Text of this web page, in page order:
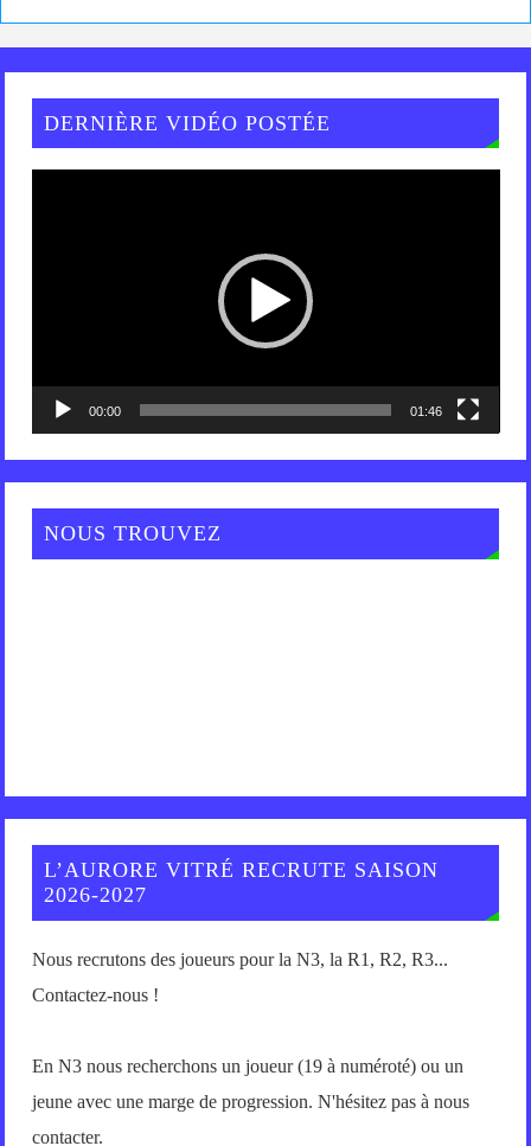
DERNIÈRE VIDÉO POSTÉE
00:00 01:46
NOUS TROUVEZ
L’AURORE VITRÉ RECRUTE SAISON
2026-2027
Nous recrutons des joueurs pour la N3, la R1, R2, R3...
Contactez-nous !
En N3 nous recherchons un joueur (19 à numéroté) ou un
jeune avec une marge de progression. N'hésitez pas à nous
contacter.